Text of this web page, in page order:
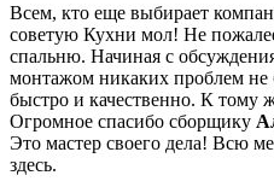
Всем, кто еще выбирает
советую Кухни мол! Не
спальню. Начиная с
монтажом никаких проблем не
быстро и качественно. К тому
Огромное спасибо сборщику
Это мастер своего дела! Всю
здесь.